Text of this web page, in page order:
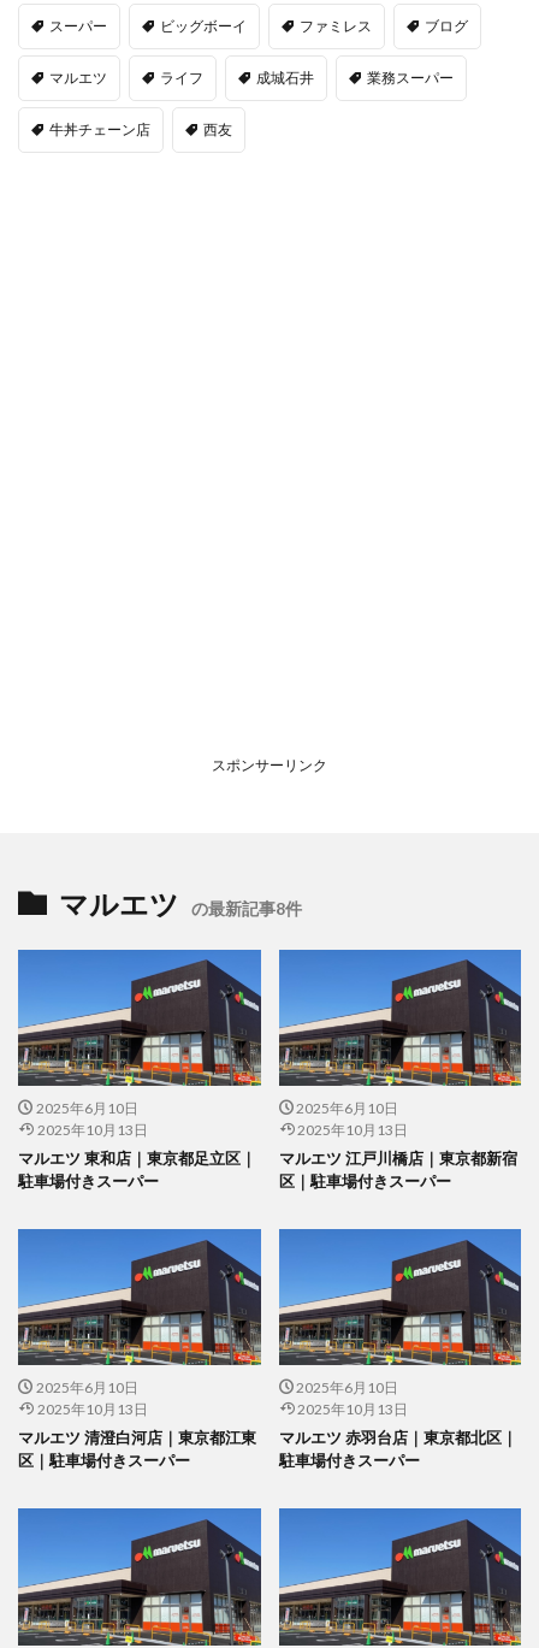
スーパー ビッグボーイ ファミレス ブログ
マルエツ ライフ 成城石井 業務スーパー
牛丼チェーン店 西友
スポンサーリンク
マルエツ の最新記事8件
2025年6月10日
2025年10月13日
マルエツ 東和店｜東京都足立区｜
駐車場付きスーパー
2025年6月10日
2025年10月13日
マルエツ 江戸川橋店｜東京都新宿
区｜駐車場付きスーパー
2025年6月10日
2025年10月13日
マルエツ 清澄白河店｜東京都江東
区｜駐車場付きスーパー
2025年6月10日
2025年10月13日
マルエツ 赤羽台店｜東京都北区｜
駐車場付きスーパー